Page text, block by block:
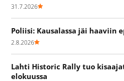
31.7.2026
Poliisi: Kausalassa jäi
2.8.2026
Lahti Historic Rally tuo
elokuussa